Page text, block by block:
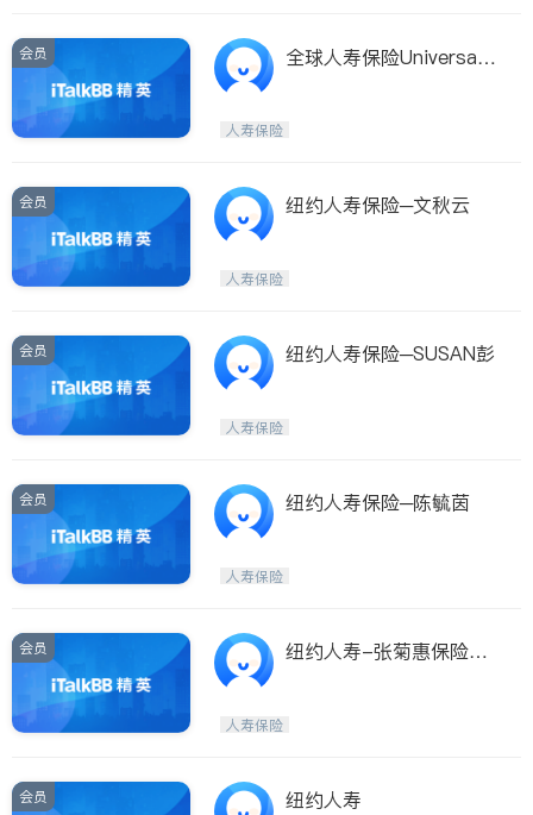
Inyo & San Bernardino
Riverside
Santa Barbara & Monterey
会员
全球人寿保险Universal L
人寿保险
会员 纽约人寿保险─文秋云
人寿保险
会员 纽约人寿保险─SUSAN彭
人寿保险
会员 纽约人寿保险─陈毓茵
人寿保险
会员
纽约人寿-张菊惠保险经
人寿保险
会员 纽约人寿